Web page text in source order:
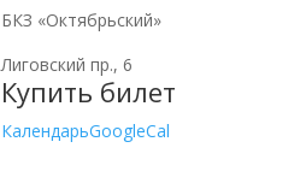
БКЗ «Октябрьский»
Лиговский пр., 6
Купить билет
КалендарьGoogleCal